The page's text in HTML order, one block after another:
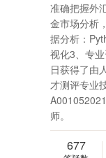
准确把握外
金市场分析
据分析：
视化3、专
日获得了由
才测评专业
师。
677